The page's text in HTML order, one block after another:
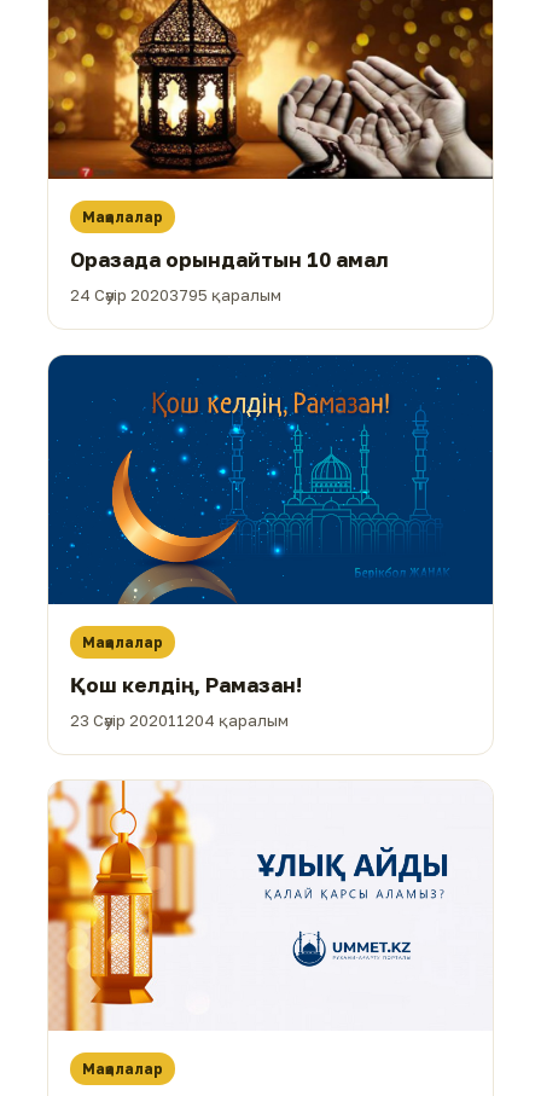
Мақалалар
Оразада орындайтын 10 амал
24 Сәуір 20203795 қаралым
Мақалалар
Қош келдің, Рамазан!
23 Сәуір 202011204 қаралым
Мақалалар